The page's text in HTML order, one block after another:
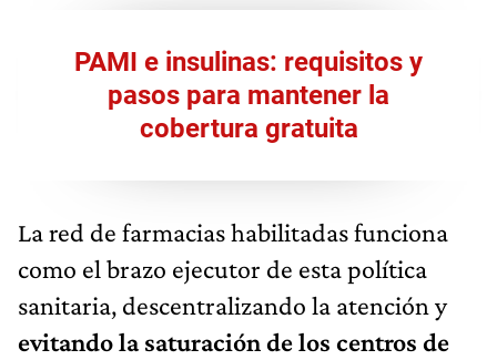
PAMI e insulinas: requisitos y
pasos para mantener la
cobertura gratuita
La red de farmacias habilitadas funciona
como el brazo ejecutor de esta política
sanitaria, descentralizando la atención y
evitando la saturación de los centros de